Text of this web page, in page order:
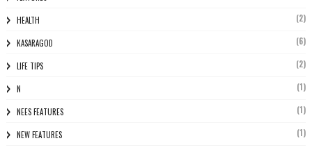
HEALTH (2)
KASARAGOD (6)
LIFE TIPS (2)
N (1)
NEES FEATURES (1)
NEW FEATURES (1)